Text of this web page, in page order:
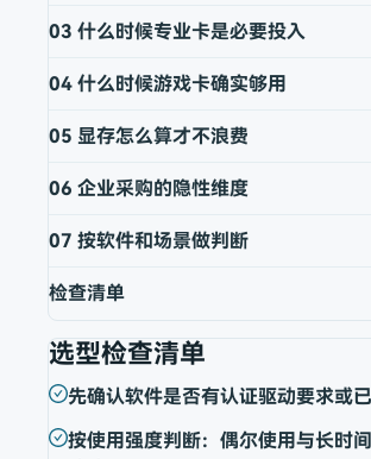
03 什么时候专业卡是必要投入
04 什么时候游戏卡确实够用
05 显存怎么算才不浪费
06 企业采购的隐性维度
07 按软件和场景做判断
检查清单
选型检查清单
先确认软件是否有认证驱动要求或
按使用强度判断：偶尔使用与长时